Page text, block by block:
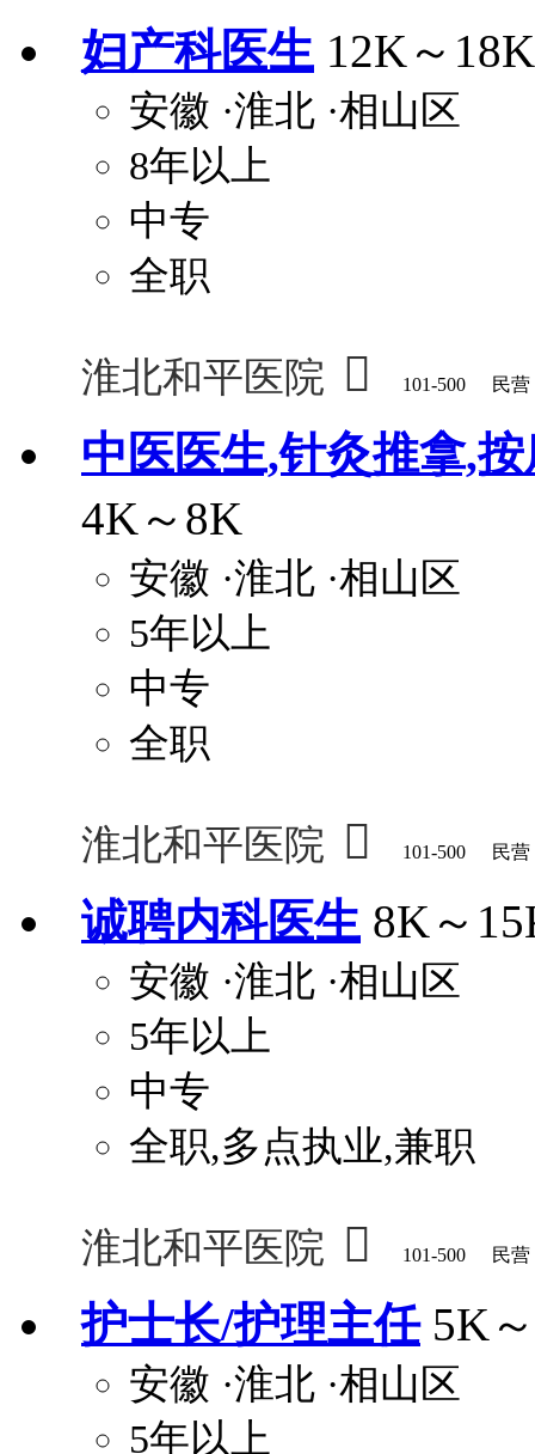
妇产科医生 12K～18K
安徽 ·淮北 ·相山区
8年以上
中专
全职
淮北和平医院  101-500 民营
中医医生,针灸推拿,
4K～8K
安徽 ·淮北 ·相山区
5年以上
中专
全职
淮北和平医院  101-500 民营
诚聘内科医生 8K～
安徽 ·淮北 ·相山区
5年以上
中专
全职,多点执业,兼职
淮北和平医院  101-500 民营
护士长/护理主任 5K
安徽 ·淮北 ·相山区
5年以上